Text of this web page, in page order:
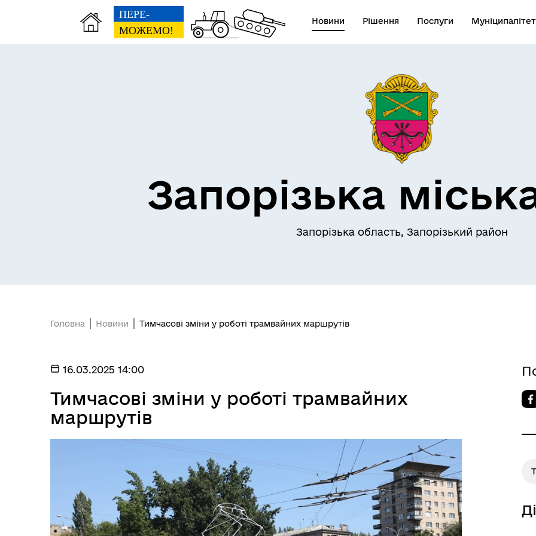
Новини Рішення Послуги Муніципалітет
МІСТОБУДУВАННЯ ГУМАНІТАРНА СФЕРА
ПРО МІСТО
ТУРИСТИЧНИЙ ПОРТАЛ
Запорізька
Запорізька область, Запорізький район
Головна Новини Тимчасові зміни у роботі трамвайних маршрутів
16.03.2025 14:00
Тимчасові зміни у роботі трамвайних
маршрутів